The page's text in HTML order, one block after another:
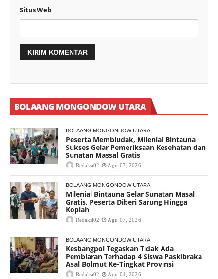
Situs Web
BOLAANG MONGONDOW UTARA
BOLAANG MONGONDOW UTARA
Peserta Membludak, Milenial Bintauna
Sukses Gelar Pemeriksaan Kesehatan dan
Sunatan Massal Gratis
Redaksi02 Agu 07, 2026
BOLAANG MONGONDOW UTARA
Milenial Bintauna Gelar Sunatan Masal
Gratis, Peserta Diberi Sarung Hingga
Kopiah
Redaksi02 Agu 07, 2026
BOLAANG MONGONDOW UTARA
Kesbangpol Tegaskan Tidak Ada
Pembiaran Terhadap 4 Siswa Paskibraka
Asal Bolmut Ke-Tingkat Provinsi
Redaksi02 Agu 04, 2026